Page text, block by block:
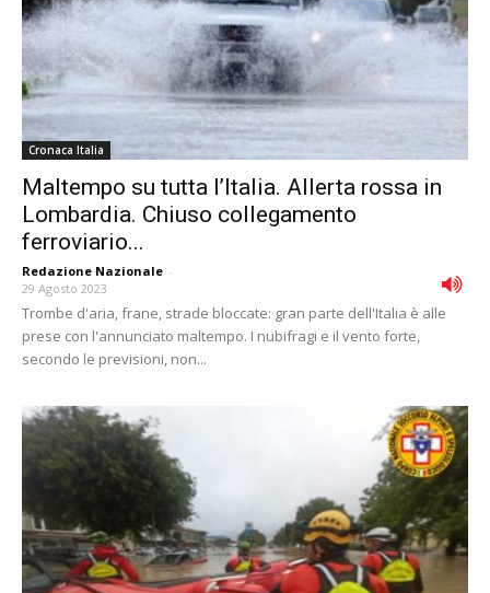
Cronaca Italia
Maltempo su tutta l’Italia. Allerta rossa in
Lombardia. Chiuso collegamento
ferroviario...
Redazione Nazionale -
29 Agosto 2023
Trombe d'aria, frane, strade bloccate: gran parte dell'Italia è alle
prese con l'annunciato maltempo. I nubifragi e il vento forte,
secondo le previsioni, non...